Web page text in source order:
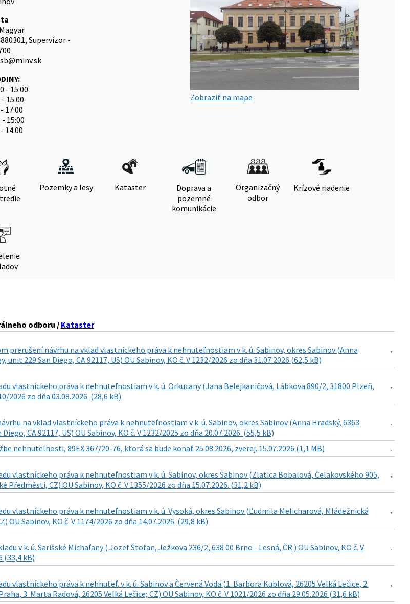
Supervízor -
- 15:00
15:00
17:00
15:00
14:00
Zobraziť na mape
Pozemky a lesy Kataster
Doprava a
pozemné
komunikácie
Organizačný
odbor
Krízové riadenie
odboru /Kataster
prerušení návrhu na vklad vlastníckeho práva k nehnuteľnostiam v k. ú. Sabinov, okres Sabinov (Anna
unit 229 San Diego, CA 92117, US) OU Sabinov, KO č. V 1232/2026 zo dňa 31.07.2026 (62,5 kB)
vlastníckeho práva k nehnuteľnostiam v k. ú. Orkucany (Jana Belejkaničová, Lábkova 890/2, 31800 Plzeň,
2026 zo dňa 03.08.2026. (28,6 kB)
na vklad vlastníckeho práva k nehnuteľnostiam v k. ú. Sabinov, okres Sabinov (Anna Hradský, 6363
CA 92117, US) OU Sabinov, KO č. V 1232/2025 zo dňa 20.07.2026. (55,5 kB)
nehnuteľnosti, 89EX 367/20-76, ktorá sa bude konať 25.08.2026, zverej. 15.07.2026 (1,1 MB)
vlastníckeho práva k nehnuteľnostiam v k. ú. Sabinov, okres Sabinov (Zlatica Bobalová, Čelakovského 905,
Předměstí, CZ) OU Sabinov, KO č. V 1355/2026 zo dňa 15.07.2026. (31,2 kB)
vlastníckeho práva k nehnuteľnostiam v k. ú. Vysoká, okres Sabinov (Ľudmila Melicharová, Mládežnická
OU Sabinov, KO č. V 1174/2026 zo dňa 14.07.2026. (29,8 kB)
v k. ú. Šarišské Michaľany ( Jozef Štofan, Ježkova 236/2, 638 00 Brno - Lesná, ČR ) OU Sabinov, KO č. V
(33,4 kB)
vlastníckeho práva k nehnuteľ. v k. ú. Sabinov a Červená Voda (1. Barbora Kublová, 26205 Velká Lečice, 2.
3. Marta Radová, 26205 Velká Lečice; CZ) OU Sabinov, KO č. V 1021/2026 zo dňa 29.05.2026 (31,6 kB)